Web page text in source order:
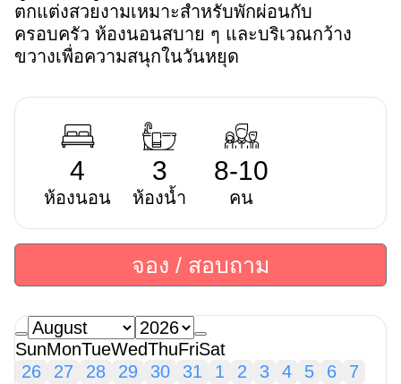
ตกแต่งสวยงามเหมาะสำหรับพักผ่อนกับ
ครอบครัว ห้องนอนสบาย ๆ และบริเวณกว้าง
ขวางเพื่อความสนุกในวันหยุด
4
ห้องนอน
3
ห้องน้ำ
8-10
คน
จอง / สอบถาม
SunMonTueWedThuFriSat
26
27 28 29 30 31 1 2 3 4 5 6
7